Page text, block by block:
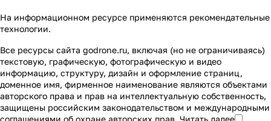
На информационном ресурсе применяются рекомендательные
технологии.
Все ресурсы сайта godrone.ru, включая (но не ограничиваясь)
текстовую, графическую, фотографическую и видео
информацию, структуру, дизайн и оформление страниц,
доменное имя, фирменное наименование являются объектами
авторского права и прав на интеллектуальную собственность,
защищены российским законодательством и международными
соглашениями об охране авторских прав. Читать далее